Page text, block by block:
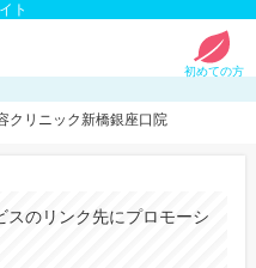
ト
初めての方
クリニック新橋銀座口院
スのリンク先にプロモーシ